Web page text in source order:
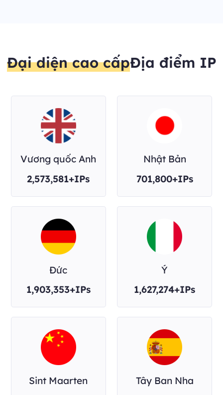
Đại diện cao cấpĐịa điểm IP
Vương quốc Anh
2,573,581+IPs
Nhật Bản
701,800+IPs
Đức
1,903,353+IPs
Ý
1,627,274+IPs
Sint Maarten
Tây Ban Nha